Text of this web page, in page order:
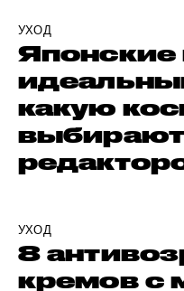
УХОД
какую
УХОД
8
кремов с